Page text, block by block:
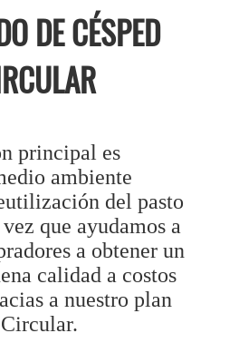
DE CÉSPED
principal es
ambiente
del pasto
que ayudamos a
a obtener un
calidad a costos
a nuestro plan